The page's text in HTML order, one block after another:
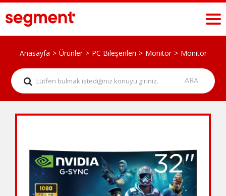
Anasayfa Ürünler PC Bileşenleri Monitör Monitör